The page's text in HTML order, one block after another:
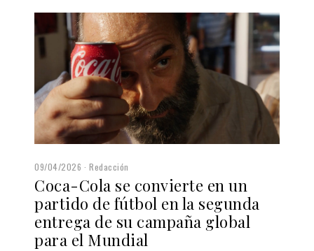
09/04/2026 Redacción
Coca-Cola se convierte en un
partido de fútbol en la segunda
entrega de su campaña global
para el Mundial